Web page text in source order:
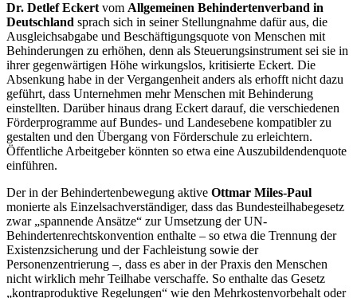
Dr. Detlef Eckert vom Allgemeinen Behindertenverband in
Deutschland sprach sich in seiner Stellungnahme dafür aus, die
Ausgleichsabgabe und Beschäftigungsquote von Menschen mit
Behinderungen zu erhöhen, denn als Steuerungsinstrument sei sie in
ihrer gegenwärtigen Höhe wirkungslos, kritisierte Eckert. Die
Absenkung habe in der Vergangenheit anders als erhofft nicht dazu
geführt, dass Unternehmen mehr Menschen mit Behinderung
einstellten. Darüber hinaus drang Eckert darauf, die verschiedenen
Förderprogramme auf Bundes- und Landesebene kompatibler zu
gestalten und den Übergang von Förderschule zu erleichtern.
Öffentliche Arbeitgeber könnten so etwa eine Auszubildendenquote
einführen.
Der in der Behindertenbewegung aktive Ottmar Miles-Paul
monierte als Einzelsachverständiger, dass das Bundesteilhabegesetz
zwar „spannende Ansätze“ zur Umsetzung der UN-
Behindertenrechtskonvention enthalte – so etwa die Trennung der
Existenzsicherung und der Fachleistung sowie der
Personenzentrierung –, dass es aber in der Praxis den Menschen
nicht wirklich mehr Teilhabe verschaffe. So enthalte das Gesetz
„kontraproduktive Regelungen“ wie den Mehrkostenvorbehalt oder